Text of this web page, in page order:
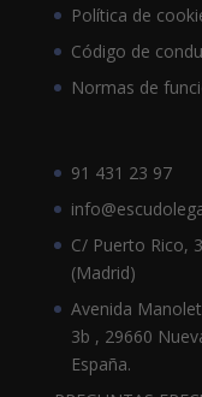
Política de
Código de
Normas de
91 431 23 97
C/ Puerto Rico,
(Madrid)
Avenida
3b , 29660
España.